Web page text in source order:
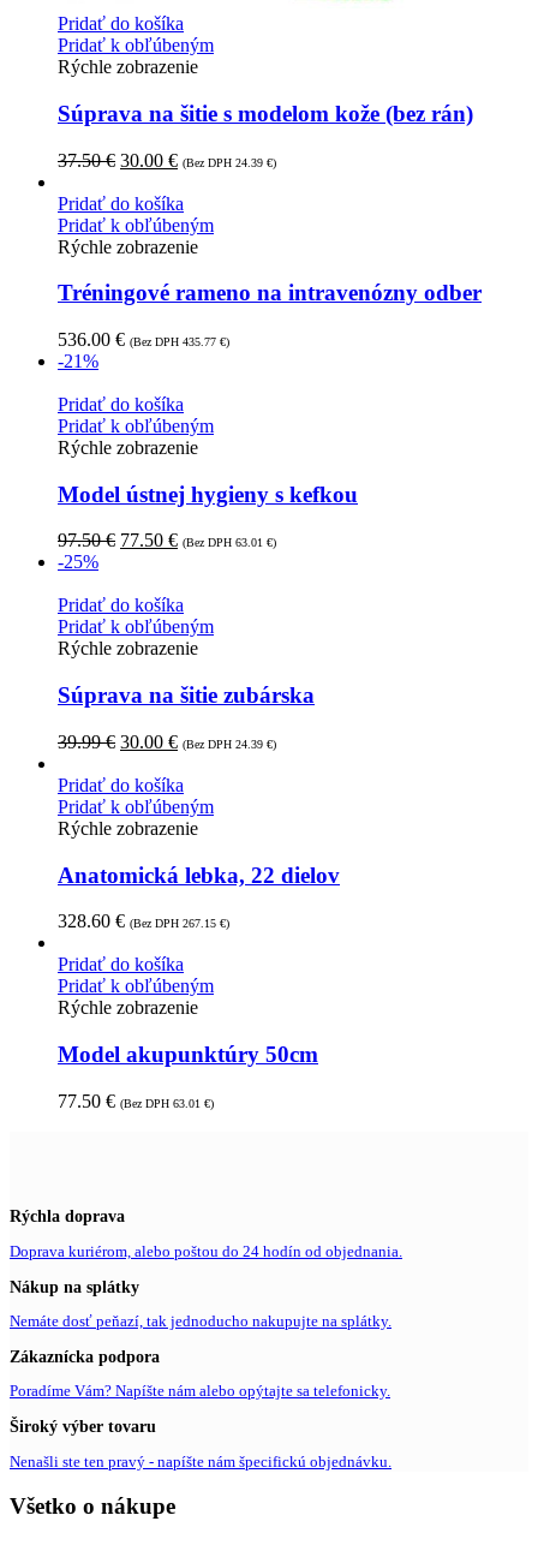
Pridať do košíka
Pridať k obľúbeným
Rýchle zobrazenie
Súprava na šitie s modelom kože (bez rán)
37.50€ 30.00 € (Bez DPH 24.39 €)
Pridať do košíka
Pridať k obľúbeným
Rýchle zobrazenie
Tréningové rameno na intravenózny odber
536.00 € (Bez DPH 435.77 €)
-21%
Pridať do košíka
Pridať k obľúbeným
Rýchle zobrazenie
Model ústnej hygieny s kefkou
97.50€ 77.50 € (Bez DPH 63.01 €)
-25%
Pridať do košíka
Pridať k obľúbeným
Rýchle zobrazenie
Súprava na šitie zubárska
39.99€ 30.00 € (Bez DPH 24.39 €)
Pridať do košíka
Pridať k obľúbeným
Rýchle zobrazenie
Anatomická lebka, 22 dielov
328.60 € (Bez DPH 267.15 €)
Pridať do košíka
Pridať k obľúbeným
Rýchle zobrazenie
Model akupunktúry 50cm
77.50 € (Bez DPH 63.01 €)
Rýchla doprava
Doprava kuriérom, alebo poštou do 24 hodín od objednania.
Nákup na splátky
Nemáte dosť peňazí, tak jednoducho nakupujte na splátky.
Zákaznícka podpora
Poradíme Vám? Napíšte nám alebo opýtajte sa telefonicky.
Široký výber tovaru
Nenašli ste ten pravý - napíšte nám špecifickú objednávku.
Všetko o nákupe